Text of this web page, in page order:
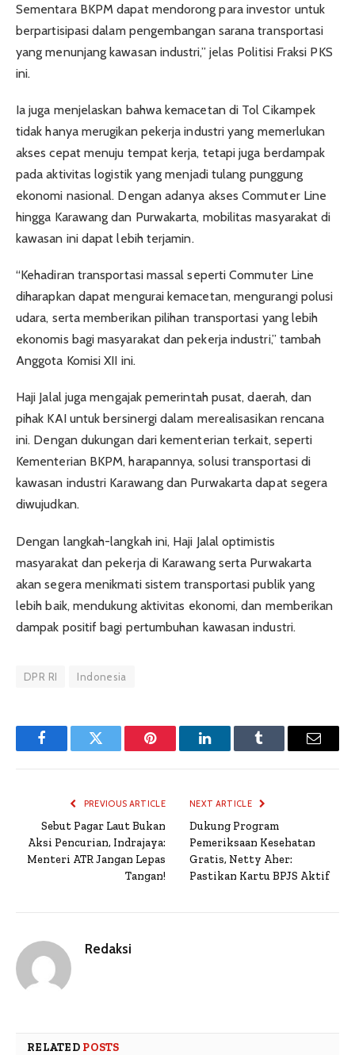
Sementara BKPM dapat mendorong para investor untuk
berpartisipasi dalam pengembangan sarana transportasi
yang menunjang kawasan industri,” jelas Politisi Fraksi PKS
ini.
Ia juga menjelaskan bahwa kemacetan di Tol Cikampek
tidak hanya merugikan pekerja industri yang memerlukan
akses cepat menuju tempat kerja, tetapi juga berdampak
pada aktivitas logistik yang menjadi tulang punggung
ekonomi nasional. Dengan adanya akses Commuter Line
hingga Karawang dan Purwakarta, mobilitas masyarakat di
kawasan ini dapat lebih terjamin.
“Kehadiran transportasi massal seperti Commuter Line
diharapkan dapat mengurai kemacetan, mengurangi polusi
udara, serta memberikan pilihan transportasi yang lebih
ekonomis bagi masyarakat dan pekerja industri,” tambah
Anggota Komisi XII ini.
Haji Jalal juga mengajak pemerintah pusat, daerah, dan
pihak KAI untuk bersinergi dalam merealisasikan rencana
ini. Dengan dukungan dari kementerian terkait, seperti
Kementerian BKPM, harapannya, solusi transportasi di
kawasan industri Karawang dan Purwakarta dapat segera
diwujudkan.
Dengan langkah-langkah ini, Haji Jalal optimistis
masyarakat dan pekerja di Karawang serta Purwakarta
akan segera menikmati sistem transportasi publik yang
lebih baik, mendukung aktivitas ekonomi, dan memberikan
dampak positif bagi pertumbuhan kawasan industri.
DPR RI Indonesia
FacebookTwitter Pinterest LinkedInTumblr Email
PREVIOUS ARTICLE
Sebut Pagar Laut Bukan
Aksi Pencurian, Indrajaya:
Menteri ATR Jangan Lepas
Tangan!
NEXT ARTICLE
Dukung Program
Pemeriksaan Kesehatan
Gratis, Netty Aher:
Pastikan Kartu BPJS Aktif
Redaksi
RELATED POSTS